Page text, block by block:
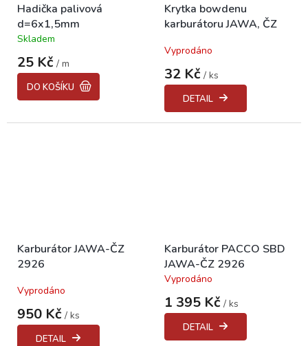
Hadička palivová
d=6x1,5mm
Průměrné
hodnocení
produktu
je
4,0
Skladem
25 Kč / m
DO KOŠÍKU
Krytka bowdenu
karburátoru JAWA, ČZ
Vyprodáno
32 Kč / ks
DETAIL
Karburátor JAWA-ČZ
2926
Vyprodáno
950 Kč / ks
DETAIL
Karburátor PACCO SBD
JAWA-ČZ 2926
Průměrné
produktu
Vyprodáno
1 395 Kč / ks
DETAIL